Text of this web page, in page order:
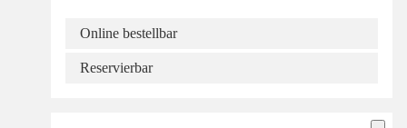
Online bestellbar
Reservierbar